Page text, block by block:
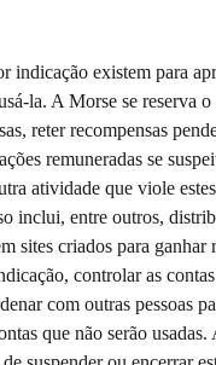
indicação existem para
la. A Morse se reserva
reter recompensas
remuneradas se
atividade que viole
inclui, entre outros,
sites criados para ganhar
controlar as
com outras pessoas
que não serão